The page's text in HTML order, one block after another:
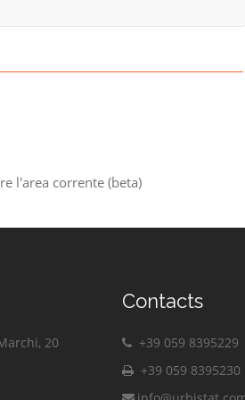
l'area corrente (beta)
20
Contacts
+39 059 8395229
+39 059 8395230